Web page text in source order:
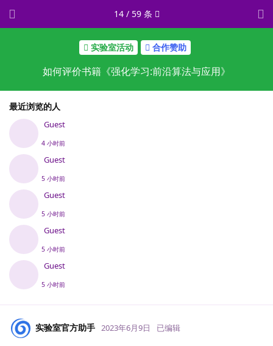
实验室活动 合作赞助
如何评价书籍《强化学习:前沿算法与应用》
最近浏览的人
Guest
4 小时前
Guest
5 小时前
Guest
5 小时前
Guest
5 小时前
Guest
5 小时前
14/ 59条
实验室官方助手 2023年6月9日 已编辑